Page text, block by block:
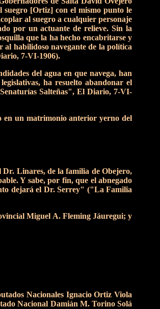
[Ortiz] con el mismo punto le
al suegro a cualquier personaje
por un actuante de relieve. Sin la
que la ha hecho encabritarse y
al habilidoso navegante de la política
7-VI-1906).
del agua en que navega, han
ha resuelto abandonar el
Salteñas", El Diario, 7-VI-
en un matrimonio anterior yerno del
Dr. Linares, de la familia de Obejero,
Y sabe, por fin, que el abnegado
dejará el Dr. Serrey" ("La Familia
Miguel A. Fleming Jáuregui; y
Nacionales Ignacio Ortiz Viola
Nacional Damián M. Torino Solá